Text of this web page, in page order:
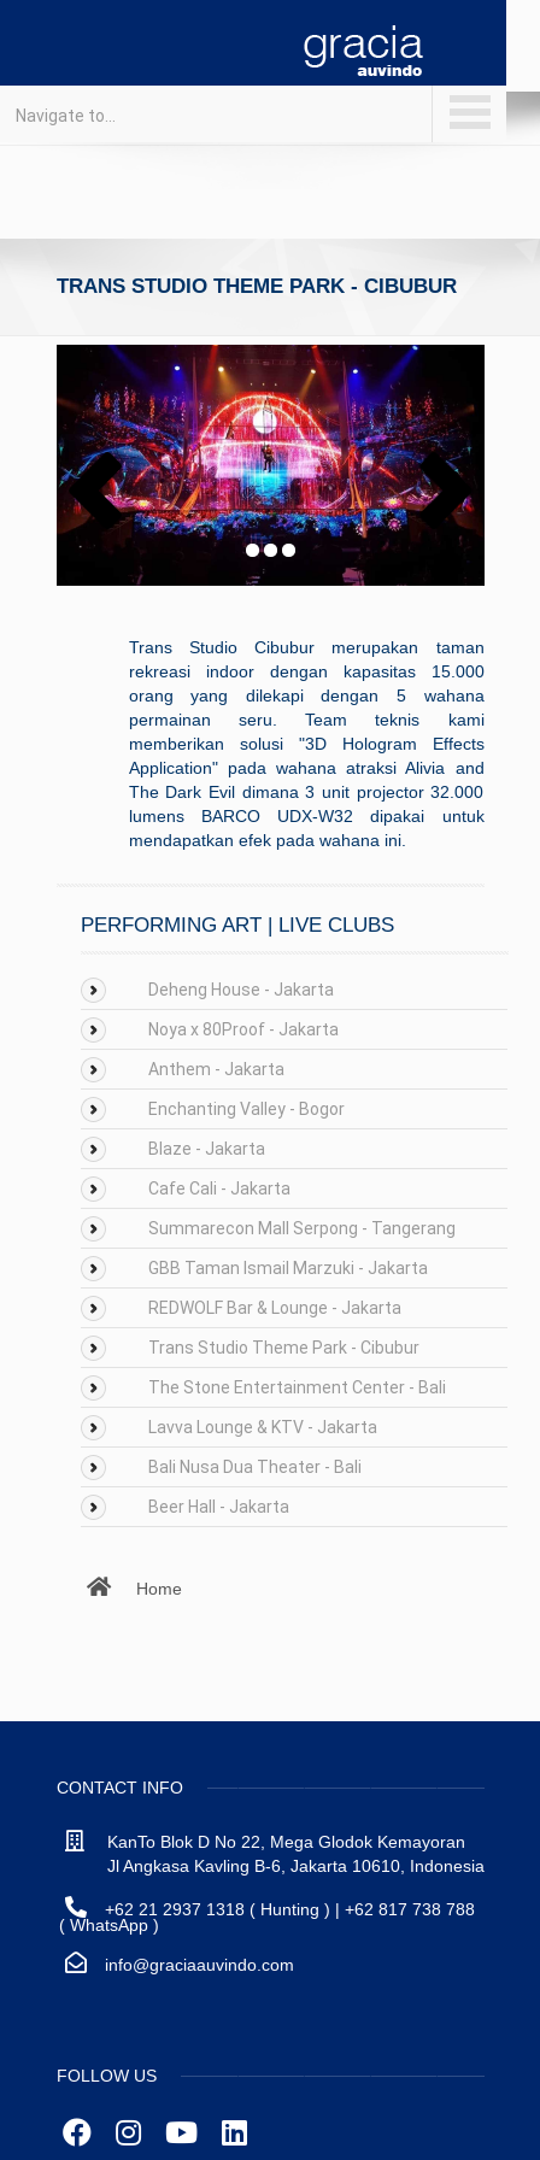
Navigate to...
TRANS STUDIO THEME PARK - CIBUBUR
Trans Studio Cibubur merupakan taman
rekreasi indoor dengan kapasitas 15.000
orang yang dilekapi dengan 5 wahana
permainan seru. Team teknis kami
memberikan solusi "3D Hologram Effects
Application" pada wahana atraksi Alivia and
The Dark Evil dimana 3 unit projector 32.000
lumens BARCO UDX-W32 dipakai untuk
mendapatkan efek pada wahana ini.
PERFORMING ART | LIVE CLUBS
Deheng House - Jakarta
Noya x 80Proof - Jakarta
Anthem - Jakarta
Enchanting Valley - Bogor
Blaze - Jakarta
Cafe Cali - Jakarta
Summarecon Mall Serpong - Tangerang
GBB Taman Ismail Marzuki - Jakarta
REDWOLF Bar & Lounge - Jakarta
Trans Studio Theme Park - Cibubur
The Stone Entertainment Center - Bali
Lavva Lounge & KTV - Jakarta
Bali Nusa Dua Theater - Bali
Beer Hall - Jakarta
Home
CONTACT INFO
KanTo Blok D No 22, Mega Glodok Kemayoran
Jl Angkasa Kavling B-6, Jakarta 10610, Indonesia
+62 21 2937 1318 ( Hunting ) | +62 817 738 788
( WhatsApp )
info@graciaauvindo.com
FOLLOW US